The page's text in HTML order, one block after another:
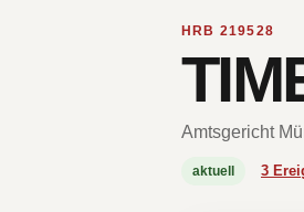
HRB 219528
Amtsgericht
aktuell 3